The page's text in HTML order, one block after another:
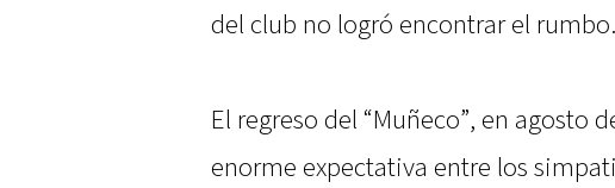
del club no logró encontrar el rumbo.
El regreso del “Muñeco”, en agosto
enorme expectativa entre los